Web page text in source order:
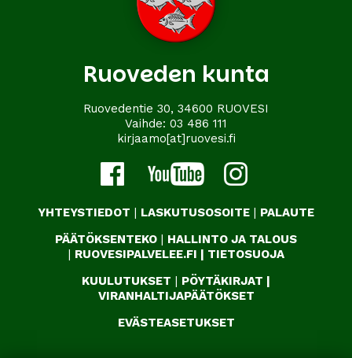
Ruoveden kunta
Ruovedentie 30, 34600 RUOVESI
Vaihde: 03 486 111
kirjaamo[at]ruovesi.fi
YHTEYSTIEDOT | LASKUTUSOSOITE | PALAUTE
PÄÄTÖKSENTEKO | HALLINTO JA TALOUS
| RUOVESIPALVELEE.FI | TIETOSUOJA
KUULUTUKSET | PÖYTÄKIRJAT |
VIRANHALTIJAPÄÄTÖKSET
EVÄSTEASETUKSET